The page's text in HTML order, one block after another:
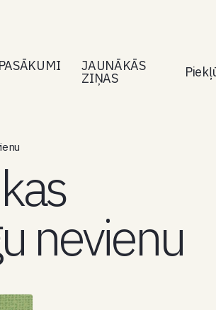
PASĀKUMI JAUNĀKĀS
ZIŅAS
nevienu